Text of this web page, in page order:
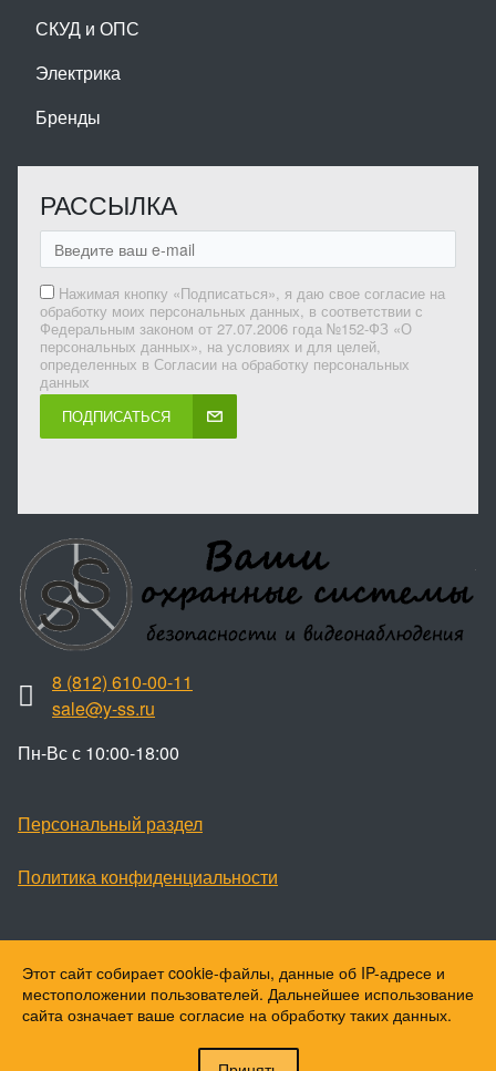
СКУД и ОПС
Электрика
Бренды
РАССЫЛКА
Нажимая кнопку «Подписаться», я даю свое согласие на
обработку моих персональных данных, в соответствии с
Федеральным законом от 27.07.2006 года №152-ФЗ «О
персональных данных», на условиях и для целей,
определенных в Согласии на обработку персональных
данных
ПОДПИСАТЬСЯ
8 (812) 610-00-11
sale@y-ss.ru
Пн-Вс с 10:00-18:00
Персональный раздел
Политика конфиденциальности
Наверх
© Ваши охранные системы, 2026
Этот сайт собирает cookie-файлы, данные об IP-адресе и
местоположении пользователей. Дальнейшее использование
сайта означает ваше согласие на обработку таких данных.